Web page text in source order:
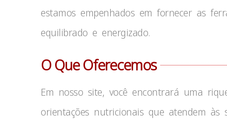
estamos empenhados em fornecer as
equilibrado e energizado.
O Que Oferecemos
Em nosso site, você encontrará uma
orientações nutricionais que atendem